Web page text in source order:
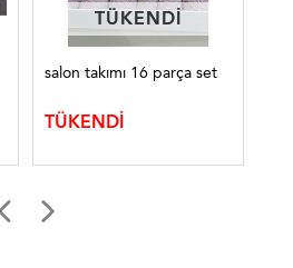
TÜKENDI
TÜKENDI
salon takımı 16 parça set
TÜKENDİ